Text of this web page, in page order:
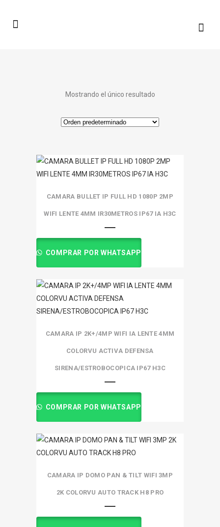
Mostrando el único resultado
CAMARA BULLET IP FULL HD 1080P 2MP
WIFI LENTE 4MM IR30METROS IP67 IA H3C
COMPRAR POR WHATSAPP
CAMARA IP 2K+/4MP WIFI IA LENTE 4MM
COLORVU ACTIVA DEFENSA
SIRENA/ESTROBOCOPICA IP67 H3C
COMPRAR POR WHATSAPP
CAMARA IP DOMO PAN & TILT WIFI 3MP
2K COLORVU AUTO TRACK H8 PRO